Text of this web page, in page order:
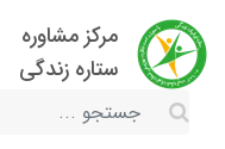
مرکز مشاوره
ستاره زندگی